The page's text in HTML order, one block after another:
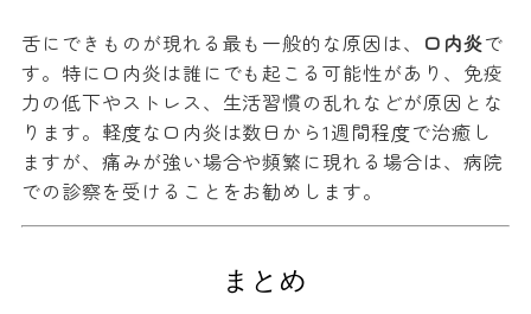
舌にできものが現れる最も一般的な原因は、 口内炎で
す。特に口内炎は誰にでも起こる可能性があり、免疫
力の低下やストレス、生活習慣の乱れなどが原因とな
ります。軽度な口内炎は数日から1週間程度で治癒し
ますが、痛みが強い場合や頻繁に現れる場合は、病院
での診察を受けることをお勧めします。
まとめ